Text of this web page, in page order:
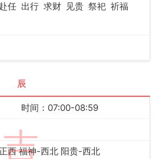
赴任 出行 求财 见贵 祭祀 祈福
辰
吉
时间：07:00-08:59
西 福神-西北 阳贵-西北